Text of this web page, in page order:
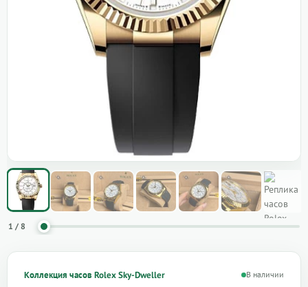
1 / 8
Коллекция часов Rolex Sky-Dweller В наличии